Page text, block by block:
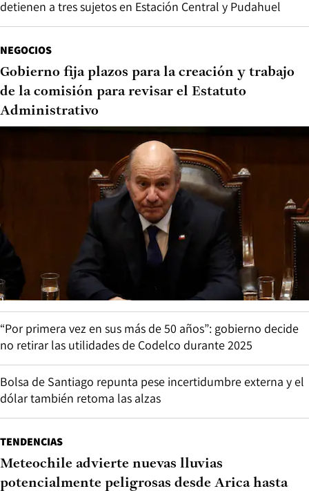
detienen a tres sujetos en Estación Central y Pudahuel
NEGOCIOS
Gobierno fija plazos para la creación y trabajo
de la comisión para revisar el Estatuto
Administrativo
“Por primera vez en sus más de 50 años”: gobierno decide
no retirar las utilidades de Codelco durante 2025
Bolsa de Santiago repunta pese incertidumbre externa y el
dólar también retoma las alzas
TENDENCIAS
Meteochile advierte nuevas lluvias
potencialmente peligrosas desde Arica hasta